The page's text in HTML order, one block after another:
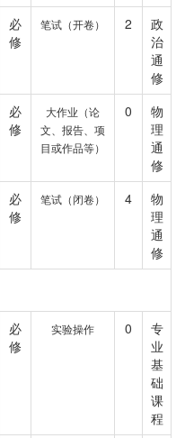
必
修
笔试（开卷） 2
政
治
通
修
必
修
大作业（论
文、报告、项
目或作品等）
0
物
理
通
修
必
修
笔试（闭卷） 4
物
理
通
修
必
修
实验操作 0
专
业
基
础
课
程